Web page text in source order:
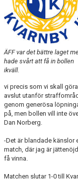
ÄFF var det bättre laget
hade svårt att få in bollen
ikväll.
vi precis som vi skall
avslut utanför
genom generösa
på, men bollen vill inte
Dan Norberg.
-Det är blandade känslor
match, där jag är
få vinna.
Matchen slutar 1-0 till